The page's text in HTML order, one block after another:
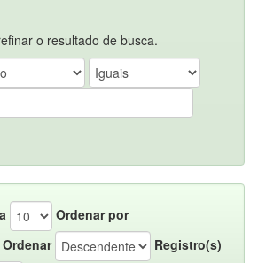
o resultado de busca.
Ordenar por
Ordenar
Registro(s)